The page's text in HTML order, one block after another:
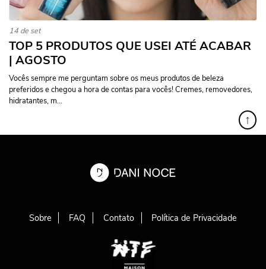
14 de set
TOP 5 PRODUTOS QUE USEI ATÉ ACABAR
| AGOSTO
Vocês sempre me perguntam sobre os meus produtos de beleza
preferidos e chegou a hora de contas para vocês! Cremes, removedores,
hidratantes, m...
↑
Sobre FAQ Contato Política de Privacidade